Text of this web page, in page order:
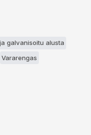
galvanisoitu alusta
Vararengas